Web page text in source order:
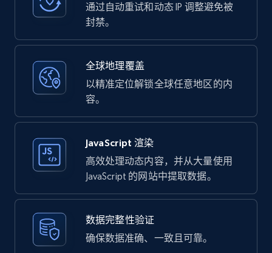
通过自动重试和动态 IP 调整避免被
封禁。
全球地理覆盖
以精准定位解锁全球任意地区的内
容。
JavaScript 渲染
高效处理动态内容，并从大量使用
JavaScript 的网站中提取数据。
数据完整性验证
确保数据准确、一致且可靠。